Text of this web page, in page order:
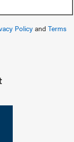
Policy and Terms